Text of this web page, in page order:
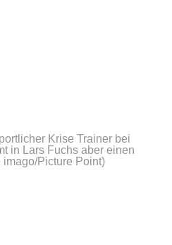
Krise Trainer bei
in Lars Fuchs aber einen
imago/Picture Point)